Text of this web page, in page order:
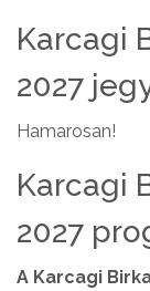
Karcagi
2027
Hamarosan!
Karcagi
2027
A Karcagi